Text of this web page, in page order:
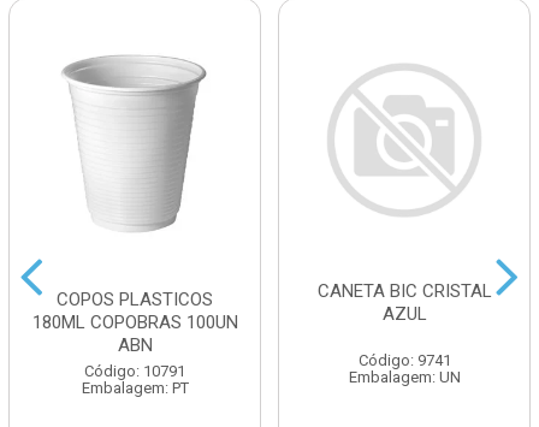
COPOS PLASTICOS
180ML COPOBRAS 100UN
ABN
Código: 10791
Embalagem: PT
CANETA BIC CRISTAL
AZUL
Código: 9741
Embalagem: UN